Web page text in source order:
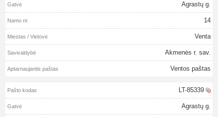
Agrastų g.
14
Venta
Akmenės r. sav.
Ventos paštas
LT-85339
Agrastų g.